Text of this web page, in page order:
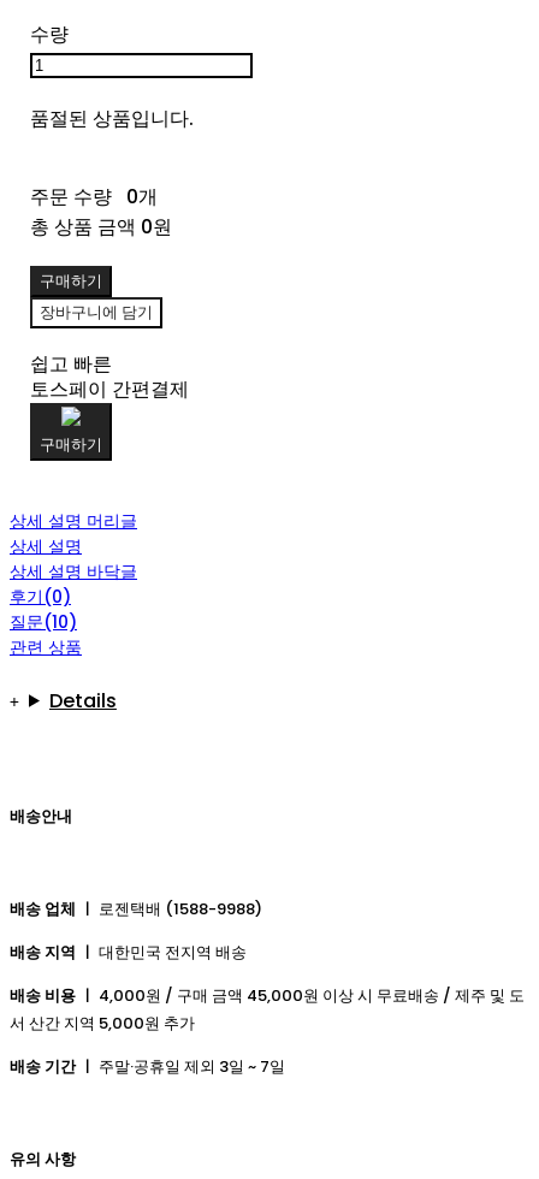
수량
품절된 상품입니다.
주문 수량 0개
총 상품 금액 0원
구매하기
장바구니에 담기
쉽고 빠른
토스페이 간편결제
구매하기
상세 설명 머리글
상세 설명
상세 설명 바닥글
후기(0)
질문(10)
관련 상품
Details
배송안내
배송 업체 ㅣ 로젠택배 (1588-9988)
배송 지역 ㅣ 대한민국 전지역 배송
배송 비용 ㅣ 4,000원 / 구매 금액 45,000원 이상 시 무료배송 / 제주 및 도
서 산간 지역 5,000원 추가
배송 기간 ㅣ 주말·공휴일 제외 3일 ~ 7일
유의 사항